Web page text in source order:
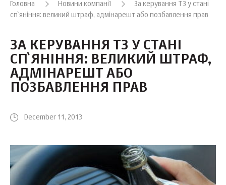
Головна Новини компанії
За керування ТЗ у стані
сп`яніння: великий штраф, адмінарешт або позбавлення прав
ЗА КЕРУВАННЯ ТЗ У СТАНІ
СП`ЯНІННЯ: ВЕЛИКИЙ ШТРАФ,
АДМІНАРЕШТ АБО
ПОЗБАВЛЕННЯ ПРАВ
December 11, 2013